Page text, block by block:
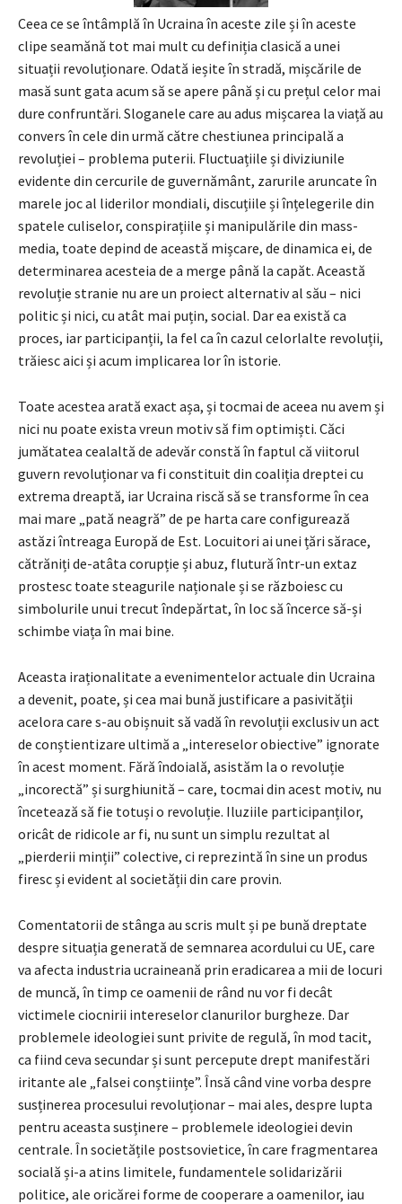
Ceea ce se întâmplă în Ucraina în aceste zile și în aceste
clipe seamănă tot mai mult cu definiția clasică a unei
situații revoluționare. Odată ieșite în stradă, mișcările de
masă sunt gata acum să se apere până și cu prețul celor mai
dure confruntări. Sloganele care au adus mișcarea la viață au
convers în cele din urmă către chestiunea principală a
revoluției – problema puterii. Fluctuațiile și diviziunile
evidente din cercurile de guvernământ, zarurile aruncate în
marele joc al liderilor mondiali, discuțiile și înțelegerile din
spatele culiselor, conspirațiile și manipulările din mass-
media, toate depind de această mișcare, de dinamica ei, de
determinarea acesteia de a merge până la capăt. Această
revoluție stranie nu are un proiect alternativ al său – nici
politic și nici, cu atât mai puțin, social. Dar ea există ca
proces, iar participanții, la fel ca în cazul celorlalte revoluții,
trăiesc aici și acum implicarea lor în istorie.
Toate acestea arată exact așa, și tocmai de aceea nu avem și
nici nu poate exista vreun motiv să fim optimiști. Căci
jumătatea cealaltă de adevăr constă în faptul că viitorul
guvern revoluționar va fi constituit din coaliția dreptei cu
extrema dreaptă, iar Ucraina riscă să se transforme în cea
mai mare „pată neagră” de pe harta care configurează
astăzi întreaga Europă de Est. Locuitori ai unei țări sărace,
cătrăniți de-atâta corupție și abuz, flutură într-un extaz
prostesc toate steagurile naționale și se războiesc cu
simbolurile unui trecut îndepărtat, în loc să încerce să-și
schimbe viața în mai bine.
Aceasta iraționalitate a evenimentelor actuale din Ucraina
a devenit, poate, și cea mai bună justificare a pasivității
acelora care s-au obișnuit să vadă în revoluții exclusiv un act
de conștientizare ultimă a „intereselor obiective” ignorate
în acest moment. Fără îndoială, asistăm la o revoluție
„incorectă” și surghiunită – care, tocmai din acest motiv, nu
încetează să fie totuși o revoluție. Iluziile participanților,
oricât de ridicole ar fi, nu sunt un simplu rezultat al
„pierderii minții” colective, ci reprezintă în sine un produs
firesc și evident al societății din care provin.
Comentatorii de stânga au scris mult și pe bună dreptate
despre situația generată de semnarea acordului cu UE, care
va afecta industria ucraineană prin eradicarea a mii de locuri
de muncă, în timp ce oamenii de rând nu vor fi decât
victimele ciocnirii intereselor clanurilor burgheze. Dar
problemele ideologiei sunt privite de regulă, în mod tacit,
ca fiind ceva secundar și sunt percepute drept manifestări
iritante ale „falsei conștiințe”. Însă când vine vorba despre
susținerea procesului revoluționar – mai ales, despre lupta
pentru aceasta susținere – problemele ideologiei devin
centrale. În societățile postsovietice, în care fragmentarea
socială și-a atins limitele, fundamentele solidarizării
politice, ale oricărei forme de cooperare a oamenilor, iau